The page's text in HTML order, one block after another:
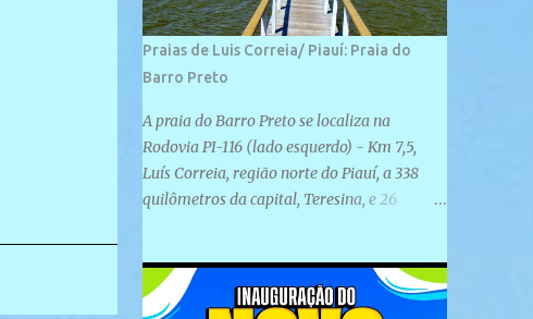
Praias de Luis Correia/ Piauí: Praia do
Barro Preto
A praia do Barro Preto se localiza na
Rodovia PI-116 (lado esquerdo) - Km 7,5,
Luís Correia, região norte do Piauí, a 338
quilômetros da capital, Teresina, e 26
plana e retilínea na maior parte de sua
extensão, chegando a mais ou menos a 1,5